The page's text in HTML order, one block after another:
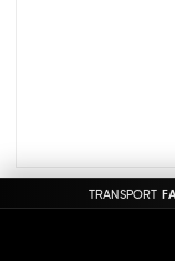
TRANSPORT